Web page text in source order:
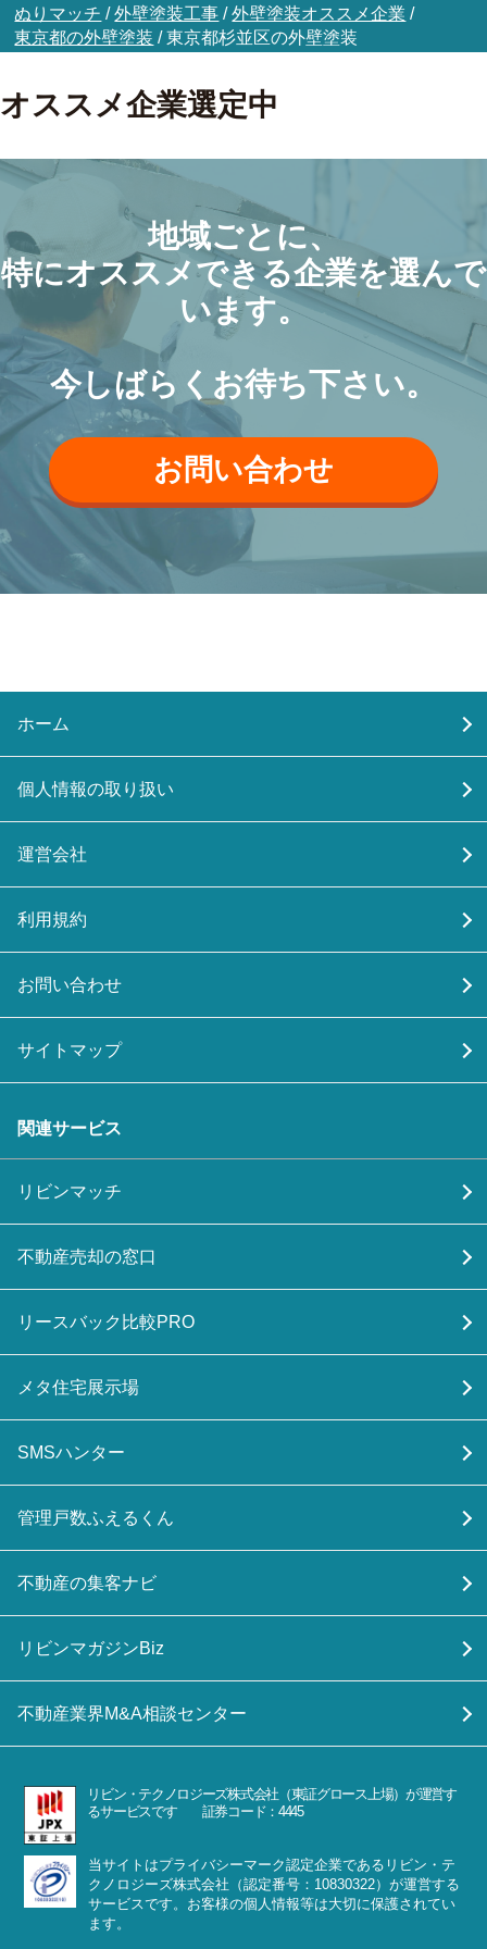
ぬりマッチ /外壁塗装工事 /外壁塗装オススメ企業 /
東京都の外壁塗装 /東京都杉並区の外壁塗装
オススメ企業選定中
地域ごとに、
特にオススメできる企業を選んで
います。
今しばらくお待ち下さい。
お問い合わせ
ホーム
個人情報の取り扱い
運営会社
利用規約
お問い合わせ
サイトマップ
関連サービス
リビンマッチ
不動産売却の窓口
リースバック比較PRO
メタ住宅展示場
SMSハンター
管理戸数ふえるくん
不動産の集客ナビ
リビンマガジンBiz
不動産業界M&A相談センター
リビン・テクノロジーズ株式会社（東証グロース上場）が運営す
るサービスです 証券コード：4445
当サイトはプライバシーマーク認定企業であるリビン・テ
クノロジーズ株式会社（認定番号：10830322）が運営する
サービスです。お客様の個人情報等は大切に保護されてい
ます。